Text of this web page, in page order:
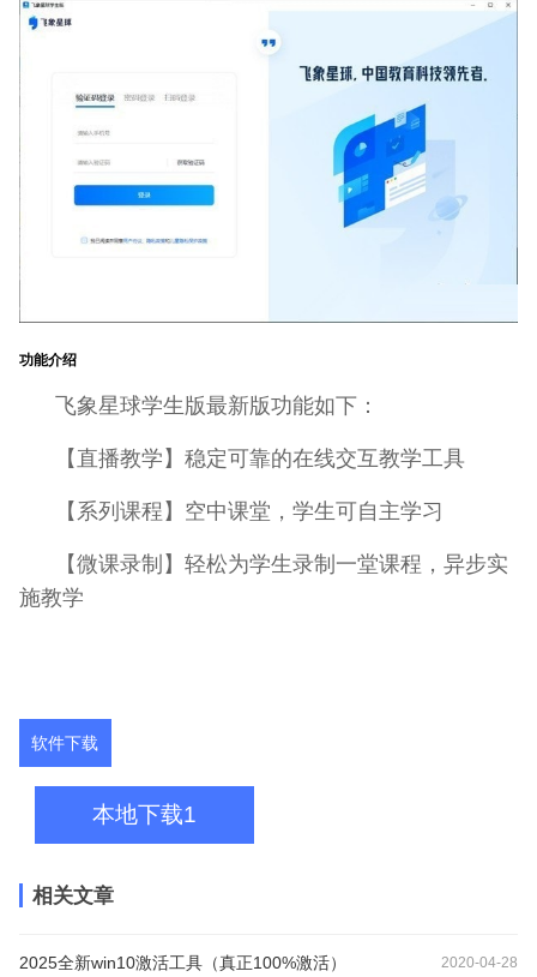
功能介绍
飞象星球学生版最新版功能如下：
【直播教学】稳定可靠的在线交互教学工具
【系列课程】空中课堂，学生可自主学习
【微课录制】轻松为学生录制一堂课程，异步实
施教学
软件下载
本地下载1
相关文章
2025全新win10激活工具（真正100%激活） 2020-04-28